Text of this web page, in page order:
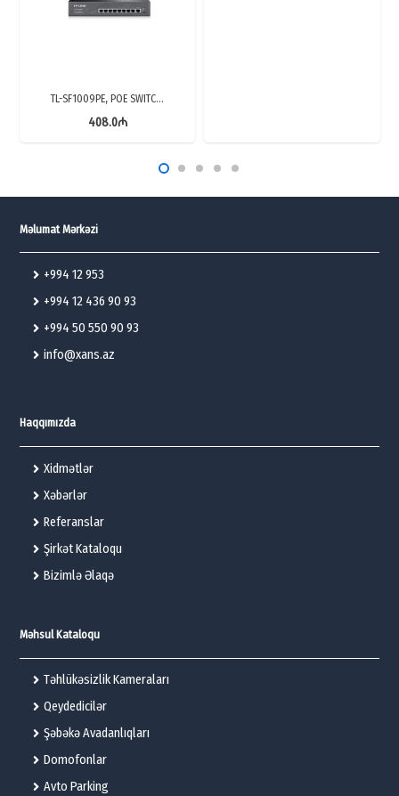
TL-SF1009PE, POE SWITC…
408.0₼
Məlumat Mərkəzi
+994 12 953
+994 12 436 90 93
+994 50 550 90 93
info@xans.az
Haqqımızda
Xidmətlər
Xəbərlər
Referanslar
Şirkət Kataloqu
Bizimlə Əlaqə
Məhsul Kataloqu
Təhlükəsizlik Kameraları
Qeydedicilər
Şəbəkə Avadanlıqları
Domofonlar
Avto Parking